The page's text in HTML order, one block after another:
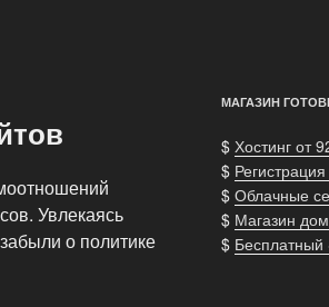
Увлекаясь
о политике
МАГАЗИН
$ Хостинг от
$
$ Облачные
$ Магазин
$ Бесплатный